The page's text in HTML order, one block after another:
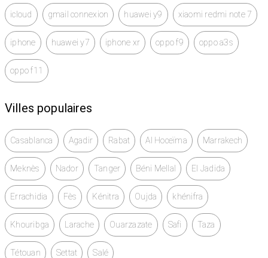
icloud gmail connexion huawei y9 xiaomi redmi note 7
iphone huawei y7 iphone xr oppo f9 oppo a3s
oppo f11
Villes populaires
Casablanca Agadir Rabat Al Hoceïma Marrakech
Meknès Nador Tanger Béni Mellal El Jadida
Errachidia Fès Kénitra Oujda khénifra
Khouribga Larache Ouarzazate Safi Taza
Tétouan Settat Salé